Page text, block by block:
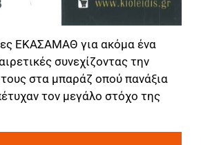
ΕΚΑΣΑΜΑΘ για ακόμα ένα
συνεχίζοντας την
στα μπαράζ οπού πανάξια
τον μεγάλο στόχο της